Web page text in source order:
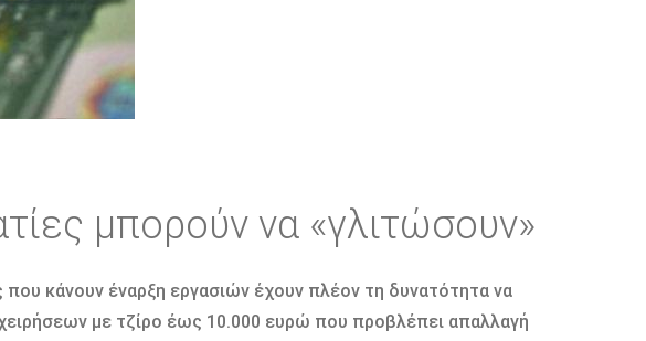
μπορούν να «γλιτώσουν»
που κάνουν έναρξη εργασιών έχουν πλέον τη δυνατότητα να
με τζίρο έως 10.000 ευρώ που προβλέπει απαλλαγή